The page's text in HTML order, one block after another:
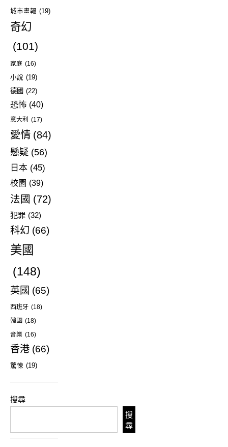
城市畫報 (19)
奇幻
(101)
家庭 (16)
小說 (19)
德國 (22)
恐怖 (40)
意大利 (17)
愛情 (84)
懸疑 (56)
日本 (45)
校園 (39)
法國 (72)
犯罪 (32)
科幻 (66)
美國
(148)
英國 (65)
西班牙 (18)
韓國 (18)
音樂 (16)
香港 (66)
驚悚 (19)
搜尋
搜
尋